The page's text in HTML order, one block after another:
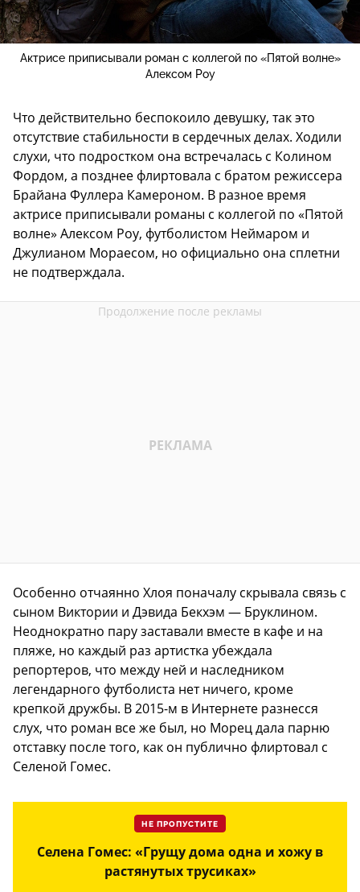
Актрисе приписывали роман с коллегой по «Пятой волне»
Алексом Роу
Что действительно беспокоило девушку, так это
отсутствие стабильности в сердечных делах. Ходили
слухи, что подростком она встречалась с Колином
Фордом, а позднее флиртовала с братом режиссера
Брайана Фуллера Камероном. В разное время
актрисе приписывали романы с коллегой по «Пятой
волне» Алексом Роу, футболистом Неймаром и
Джулианом Мораесом, но официально она сплетни
не подтверждала.
Особенно отчаянно Хлоя поначалу скрывала связь с
сыном Виктории и Дэвида Бекхэм — Бруклином.
Неоднократно пару заставали вместе в кафе и на
пляже, но каждый раз артистка убеждала
репортеров, что между ней и наследником
легендарного футболиста нет ничего, кроме
крепкой дружбы. В 2015-м в Интернете разнесся
слух, что роман все же был, но Морец дала парню
отставку после того, как он публично флиртовал с
Селеной Гомес.
НЕ ПРОПУСТИТЕ
Селена Гомес: «Грущу дома одна и хожу в
растянутых трусиках»